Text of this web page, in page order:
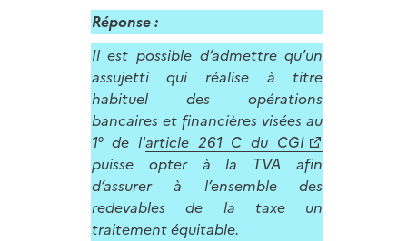
Réponse :
Il est possible d’admettre qu’un
assujetti qui réalise à titre
habituel des opérations
bancaires et financières visées au
1° de l'article 261 C du CGI
puisse opter à la TVA afin
d’assurer à l’ensemble des
redevables de la taxe un
traitement équitable.